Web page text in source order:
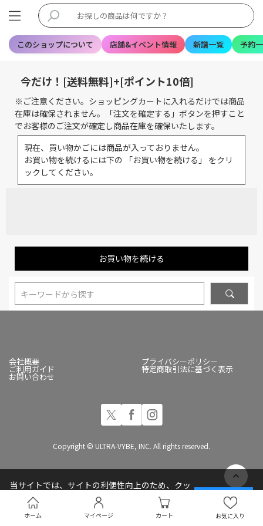
このショップについて 店舗&イベント情報 新譜一覧 予約
ホーム マイページ カート お気に入り
今だけ！[送料無料]+[ポイント10倍]
※ご注意ください。ショッピングカートに入れるだけでは商品
在庫は確保されません。「注文を確定する」ボタンを押すこと
でお客様のご注文が確定し商品在庫を確保いたします。
現在、買い物かごには商品が入っておりません。
お買い物を続けるには下の 「お買い物を続ける」 をクリ
ックしてください。
お買い物を続ける
キーワードから探す
会社概要 プライバシーポリシー
ご利用ガイド 特定商取引法に基づく表示
お問い合わせ
Copyright © ULTRA-VYBE, INC. All rights reserved.
当サイトでは、サイトの利便性向上のため、クッ
キー(Cookie)を使用しています
プライバシーポリシー
承諾する